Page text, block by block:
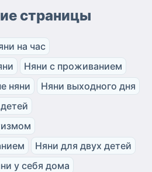
страницы
на час
Няни с проживанием
няни
Няни выходного дня
Няни для двух детей
у себя дома